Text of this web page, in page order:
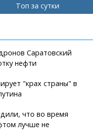
Топ за сутки
Саратовский
нефти
"крах страны" в
что во время
лучше не